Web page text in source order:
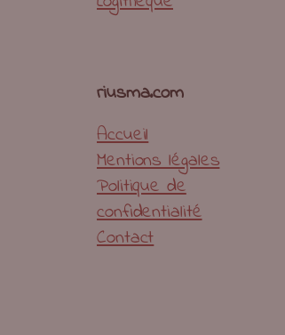
riusma.com
Accueil
Mentions légales
Politique de
confidentialité
Contact